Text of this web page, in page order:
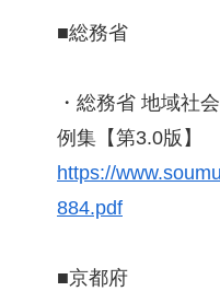
■総務省
・総務省 地域社
例集【第3.0版】
https://
884.pdf
■京都府